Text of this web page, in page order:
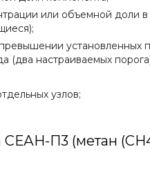
или объемной доли
установленных
(два настраиваемых
узлов;
СЕАН-П3 (метан